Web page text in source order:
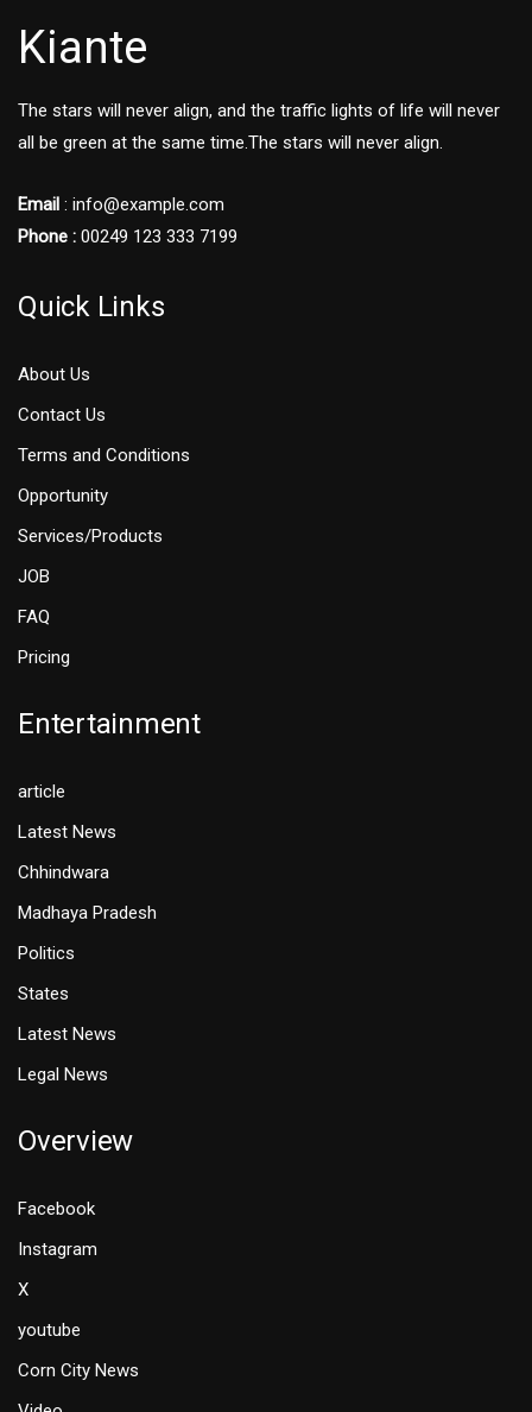
Kiante
The stars will never align, and the traffic lights of life will never
all be green at the same time.The stars will never align.
Email : info@example.com
Phone : 00249 123 333 7199
Quick Links
About Us
Contact Us
Terms and Conditions
Opportunity
Services/Products
JOB
FAQ
Pricing
Entertainment
article
Latest News
Chhindwara
Madhaya Pradesh
Politics
States
Latest News
Legal News
Overview
Facebook
Instagram
X
youtube
Corn City News